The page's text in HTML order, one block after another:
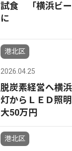
試食 「横浜ビー
に
港北区
2026.04.25
脱炭素経営へ横
灯からＬＥＤ照
大50万円
港北区